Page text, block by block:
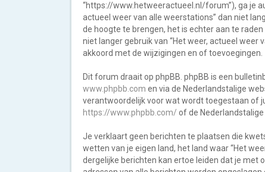
“https://www.hetweeractueel.nl/forum”), ga je
actueel weer van alle weerstations” dan niet
de hoogte te brengen, het is echter aan te
niet langer gebruik van “Het weer, actueel weer
akkoord met de wijzigingen en of toevoegingen.
Dit forum draait op phpBB. phpBB is een
www.phpbb.com en via de Nederlandstalige
verantwoordelijk voor wat wordt toegestaan of
https://www.phpbb.com/ of de
Je verklaart geen berichten te plaatsen die
wetten van je eigen land, het land waar “Het
dergelijke berichten kan ertoe leiden dat je met